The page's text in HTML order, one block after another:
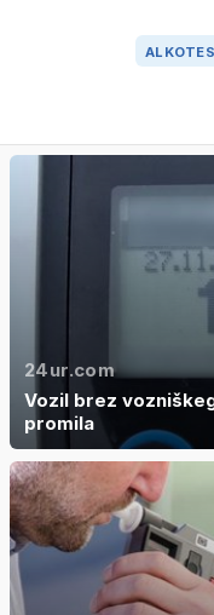
24ur.com
Vozil brez
promila